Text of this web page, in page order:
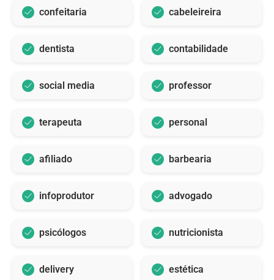
confeitaria cabeleireira
dentista contabilidade
social media professor
terapeuta personal
afiliado barbearia
infoprodutor advogado
psicólogos nutricionista
delivery estética